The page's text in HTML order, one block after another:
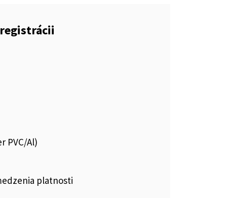
PVC/Al)
platnosti